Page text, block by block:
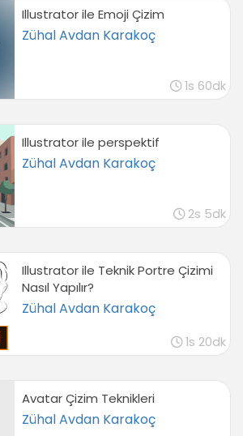
Illustrator ile Emoji Çizim
Zühal Avdan Karakoç
1s 60dk
Illustrator ile perspektif
Zühal Avdan Karakoç
2s 5dk
Illustrator ile Teknik Portre Çizimi
Nasıl Yapılır?
Zühal Avdan Karakoç
1s 20dk
Avatar Çizim Teknikleri
Zühal Avdan Karakoç